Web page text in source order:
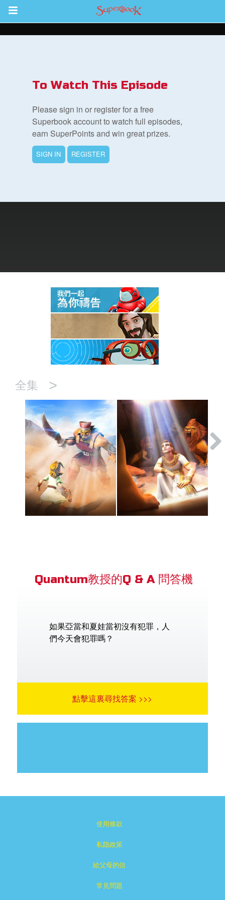
Return to Content
To Watch This Episode
Please sign in or register for a free
Superbook account to watch full episodes,
earn SuperPoints and win great prizes.
SIGN IN REGISTER
全集 >
Quantum教授的Q & A 問答機
如果亞當和夏娃當初沒有犯罪，人
們今天會犯罪嗎？
點擊這裏尋找答案 >>>
使用條款
私隐政策
給父母的信
常見問題